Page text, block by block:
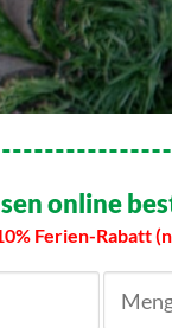
online
Ferien-Rabatt